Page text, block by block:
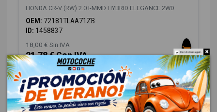
HONDA CR-V (RW) 2.0 I-MMD HYBRID ELEGANCE 2WD
OEM: 72181TLAA71ZB
ID: 1458837
18,00 € Sin IVA
21,78 € Con IVA Do not show again.